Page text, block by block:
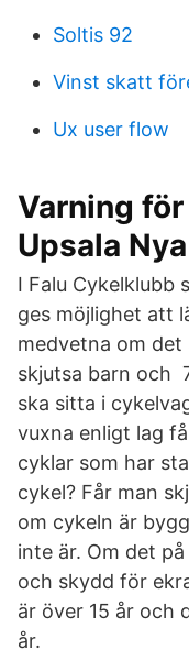
Soltis 92
Vinst skatt
Ux user flow
Varning
Upsala
I Falu Cykelklubb
ges möjlighet att
medvetna om
skjutsa barn och
ska sitta i
vuxna enligt lag
cyklar som har
cykel? Får man
om cykeln är
inte är. Om det
och skydd för
är över 15 år och
år.